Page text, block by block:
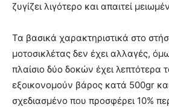
ζυγίζει λιγότερο και απαιτεί
Τα βασικά χαρακτηριστικά στο
μοτοσικλέτας δεν έχει αλλαγές,
πλαίσιο δύο δοκών έχει λεπτότερα
εξοικονομούν βάρος κατά 500gr
σχεδιασμένο που προσφέρει 10%